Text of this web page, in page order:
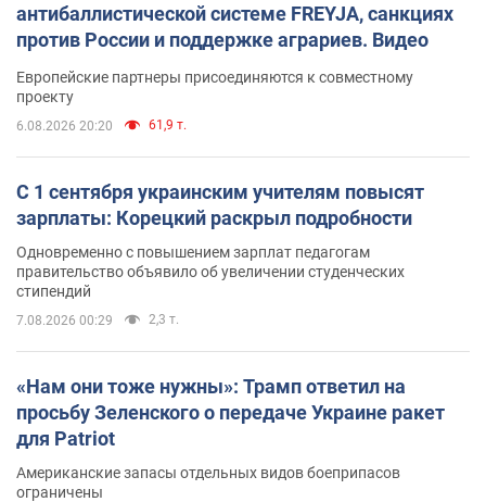
антибаллистической системе FREYJA, санкциях
против России и поддержке аграриев. Видео
Европейские партнеры присоединяются к совместному
проекту
6.08.2026 20:20 61,9 т.
С 1 сентября украинским учителям повысят
зарплаты: Корецкий раскрыл подробности
Одновременно с повышением зарплат педагогам
правительство объявило об увеличении студенческих
стипендий
7.08.2026 00:29 2,3 т.
«Нам они тоже нужны»: Трамп ответил на
просьбу Зеленского о передаче Украине ракет
для Patriot
Американские запасы отдельных видов боеприпасов
ограничены